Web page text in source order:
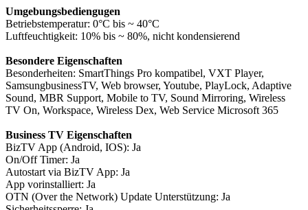
Umgebungsbediengugen
Betriebstemperatur: 0°C bis ~ 40°C
Luftfeuchtigkeit: 10% bis ~ 80%, nicht kondensierend
Besondere Eigenschaften
Besonderheiten: SmartThings Pro kompatibel, VXT Player,
SamsungbusinessTV, Web browser, Youtube, PlayLock, Adaptive
Sound, MBR Support, Mobile to TV, Sound Mirroring, Wireless
TV On, Workspace, Wireless Dex, Web Service Microsoft 365
Business TV Eigenschaften
BizTV App (Android, IOS): Ja
On/Off Timer: Ja
Autostart via BizTV App: Ja
App vorinstalliert: Ja
OTN (Over the Network) Update Unterstützung: Ja